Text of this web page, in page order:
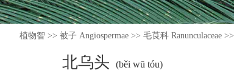
植物智 >> 被子 Angiospermae >> 毛茛科 Ranunculaceae >>
北乌头 (běi wū tóu)